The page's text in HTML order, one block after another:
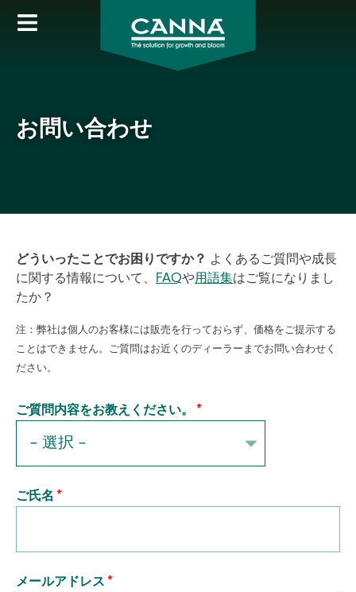
Skip
お問い合わせ
どういったことでお困りですか？ よくあるご質問や成長
に関する情報について、
FAQや用語集はご覧になりまし
たか？
注：弊社は個人のお客様には販売を行っておらず、価格をご提示する
ことはできません。ご質問はお近くのディーラーまでお問い合わせく
ださい。
ご質問内容をお教えください。
ご氏名
メールアドレス